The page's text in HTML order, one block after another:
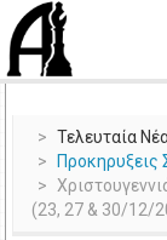
Τελευταία
(23, 27 & 30/12/